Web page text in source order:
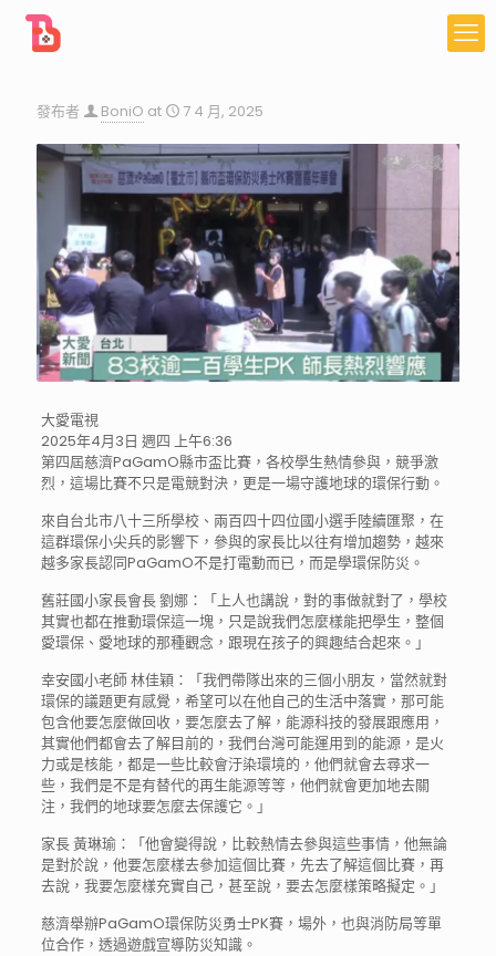
發布者 BoniO at 7 4 月, 2025
大愛電視
2025年4月3日 週四 上午6:36
第四屆慈濟PaGamO縣市盃比賽，各校學生熱情參與，競爭激
烈，這場比賽不只是電競對決，更是一場守護地球的環保行動。
來自台北市八十三所學校、兩百四十四位國小選手陸續匯聚，在
這群環保小尖兵的影響下，參與的家長比以往有增加趨勢，越來
越多家長認同PaGamO不是打電動而已，而是學環保防災。
舊莊國小家長會長 劉娜：「上人也講說，對的事做就對了，學校
其實也都在推動環保這一塊，只是說我們怎麼樣能把學生，整個
愛環保、愛地球的那種觀念，跟現在孩子的興趣結合起來。」
幸安國小老師 林佳穎：「我們帶隊出來的三個小朋友，當然就對
環保的議題更有感覺，希望可以在他自己的生活中落實，那可能
包含他要怎麼做回收，要怎麼去了解，能源科技的發展跟應用，
其實他們都會去了解目前的，我們台灣可能運用到的能源，是火
力或是核能，都是一些比較會汙染環境的，他們就會去尋求一
些，我們是不是有替代的再生能源等等，他們就會更加地去關
注，我們的地球要怎麼去保護它。」
家長 黃琳瑜：「他會變得說，比較熱情去參與這些事情，他無論
是對於說，他要怎麼樣去參加這個比賽，先去了解這個比賽，再
去說，我要怎麼樣充實自己，甚至說，要去怎麼樣策略擬定。」
慈濟舉辦PaGamO環保防災勇士PK賽，場外，也與消防局等單
位合作，透過遊戲宣導防災知識。